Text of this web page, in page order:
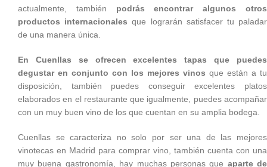
actualmente, también podrás encontrar algunos otros
productos internacionales que lograrán satisfacer tu paladar
de una manera única.
En Cuenllas se ofrecen excelentes tapas que puedes
degustar en conjunto con los mejores vinos que están a tu
disposición, también puedes conseguir excelentes platos
elaborados en el restaurante que igualmente, puedes acompañar
con un muy buen vino de los que cuentan en su amplia bodega.
Cuenllas se caracteriza no solo por ser una de las mejores
vinotecas en Madrid para comprar vino, también cuenta con una
muy buena gastronomía, hay muchas personas que aparte de